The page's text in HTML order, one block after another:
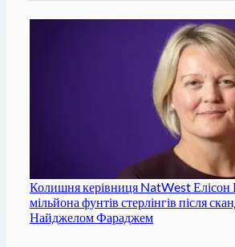
Колишня керівниця NatWest Елісон
мільйона фунтів стерлінгів після
Найджелом Фараджем